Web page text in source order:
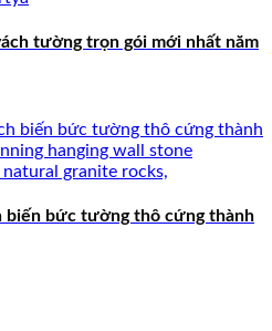
tường trọn gói mới nhất năm
biến bức tường thô cứng thành